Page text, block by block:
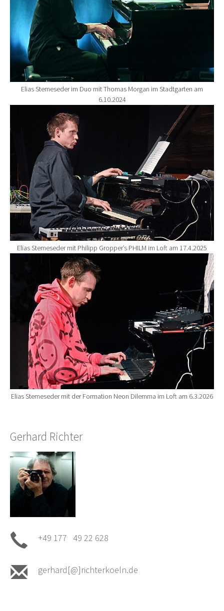
Elias Stemeseder im Duo mit Thomas Morgan im Stadtgarten am
6.10.2024
Show larger version for:
Elias Stemeseder mit Philipp Gropper’s PHILM im Loft am 17.4.2025
Show larger version for:
Elias Stemeseder mit der Formation Neon Dilemma im Loft am 6.3.2026
Gerhard Richter
+49 177 49 22 628
gerhard[@]richterkoeln.de